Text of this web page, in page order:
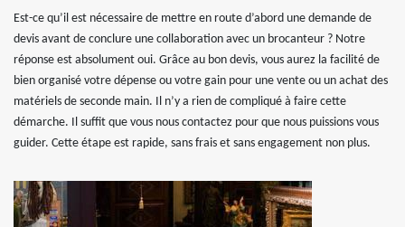
Est-ce qu’il est nécessaire de mettre en route d’abord une demande de
devis avant de conclure une collaboration avec un brocanteur ? Notre
réponse est absolument oui. Grâce au bon devis, vous aurez la facilité de
bien organisé votre dépense ou votre gain pour une vente ou un achat des
matériels de seconde main. Il n’y a rien de compliqué à faire cette
démarche. Il suffit que vous nous contactez pour que nous puissions vous
guider. Cette étape est rapide, sans frais et sans engagement non plus.